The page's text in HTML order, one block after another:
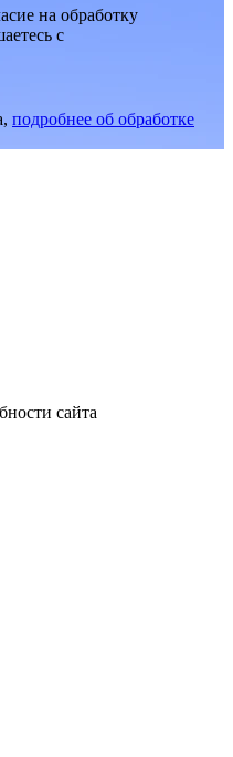
на обработку
c
подробнее об обработке
сайта